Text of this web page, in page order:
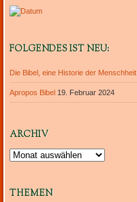
FOLGENDES IST NEU:
Die Bibel, eine Historie der Menschheit.
Apropos Bibel 19. Februar 2024
ARCHIV
Archiv
THEMEN